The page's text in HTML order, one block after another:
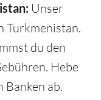
Unser
Turkmenistan.
du den
Hebe
ab.